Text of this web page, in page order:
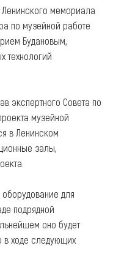
мемориала
по музейной работе
Будановым,
технологий
экспертного Совета по
музейной
в Ленинском
залы,
для
подрядной
оно будет
в ходе следующих